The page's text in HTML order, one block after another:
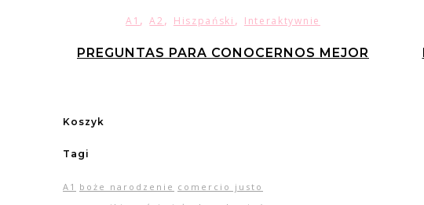
A1 ,A2 , Hiszpański , Interaktywnie
PREGUNTAS PARA CONOCERNOS MEJOR
Koszyk
Tagi
A1 boże narodzenie comercio justo